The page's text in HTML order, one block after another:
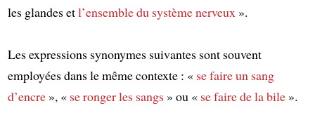
les glandes etl’ensemble du système nerveux ».
Les expressions synonymes suivantes sont souvent
employées dans le même contexte : « se faire un sang
d’encre», « se ronger les sangs» ou « se faire de la bile».